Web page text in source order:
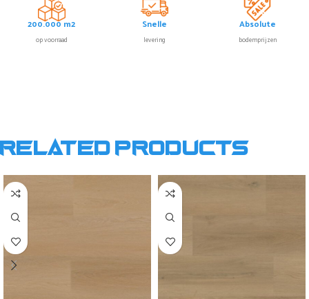
200.000 m2
op voorraad
Snelle
levering
Absolute
bodemprijzen
Related products